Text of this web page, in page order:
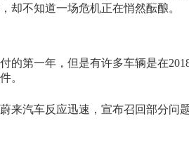
却不知道一场危机正在悄然酝酿。
的第一年，但是有许多车辆是在
。
来汽车反应迅速，宣布召回部分